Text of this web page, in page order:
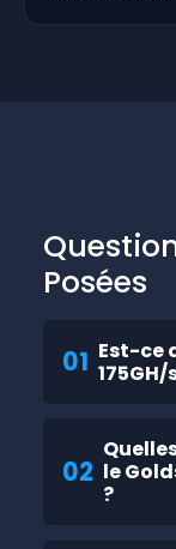
Posées
01 Est-ce
02 le
?